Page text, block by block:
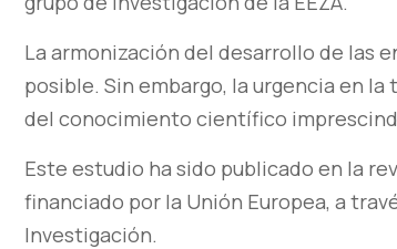
La armonización del desarrollo de las
posible. Sin embargo, la urgencia en
del conocimiento científico
Este estudio ha sido publicado en la
financiado por la Unión Europea, a
Investigación.